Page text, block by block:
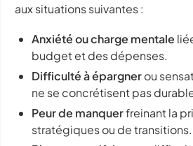
aux situations suivantes :
Anxiété ou charge mentale
budget et des dépenses.
Difficulté à épargnerou
ne se concrétisent pas
Peur de manquerfreinant la
stratégiques ou de transitions.